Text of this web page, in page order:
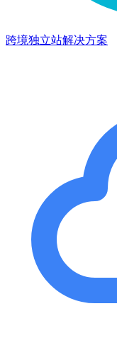
跨境独立站解决方案